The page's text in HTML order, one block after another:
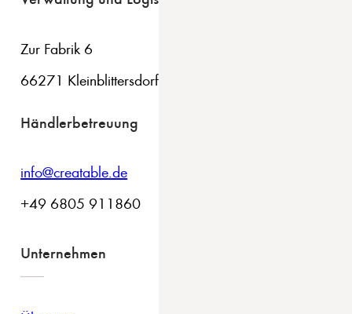
Zur Fabrik 6
66271 Kleinblittersdorf
Händlerbetreuung
info@creatable.de
+49 6805 911860
Unternehmen